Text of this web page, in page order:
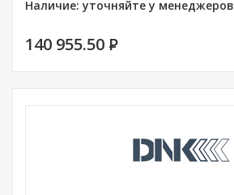
Наличие: уточняйте у менеджеров
140 955.50 P